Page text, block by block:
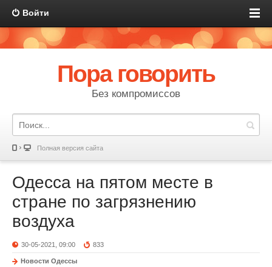
Войти
Пора говорить
Без компромиссов
Полная версия сайта
Одесса на пятом месте в
стране по загрязнению
воздуха
30-05-2021, 09:00 833
Новости Одессы